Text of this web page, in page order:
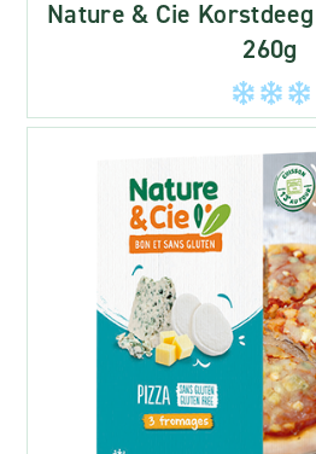
Nature & Cie
260g